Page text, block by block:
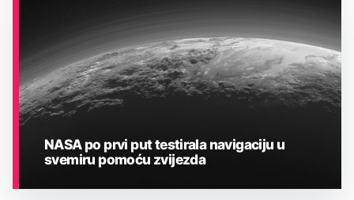
NASA po prvi put testirala navigaciju u
svemiru pomoću zvijezda